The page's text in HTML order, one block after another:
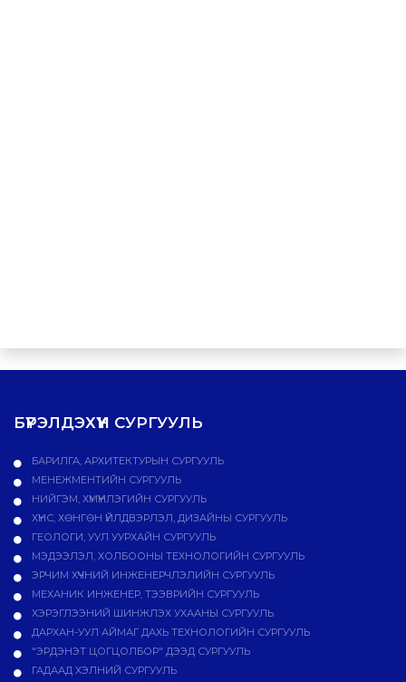
БҮРЭЛДЭХҮҮН СУРГУУЛЬ
БАРИЛГА, АРХИТЕКТУРЫН СУРГУУЛЬ
МЕНЕЖМЕНТИЙН СУРГУУЛЬ
НИЙГЭМ, ХҮМҮҮНЛЭГИЙН СУРГУУЛЬ
ХҮНС, ХӨНГӨН ҮЙЛДВЭРЛЭЛ, ДИЗАЙНЫ СУРГУУЛЬ
ГЕОЛОГИ, УУЛ УУРХАЙН СУРГУУЛЬ
МЭДЭЭЛЭЛ, ХОЛБООНЫ ТЕХНОЛОГИЙН СУРГУУЛЬ
ЭРЧИМ ХҮЧНИЙ ИНЖЕНЕРЧЛЭЛИЙН СУРГУУЛЬ
МЕХАНИК ИНЖЕНЕР, ТЭЭВРИЙН СУРГУУЛЬ
ХЭРЭГЛЭЭНИЙ ШИНЖЛЭХ УХААНЫ СУРГУУЛЬ
ДАРХАН-УУЛ АЙМАГ ДАХЬ ТЕХНОЛОГИЙН СУРГУУЛЬ
"ЭРДЭНЭТ ЦОГЦОЛБОР" ДЭЭД СУРГУУЛЬ
ГАДААД ХЭЛНИЙ СУРГУУЛЬ